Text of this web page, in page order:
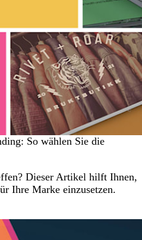
So wählen Sie die
Dieser Artikel hilft Ihnen,
Ihre Marke einzusetzen.